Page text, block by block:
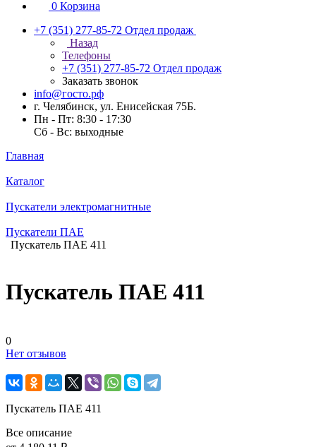
0 Корзина
+7 (351) 277-85-72 Отдел продаж
Назад
Телефоны
+7 (351) 277-85-72 Отдел продаж
Заказать звонок
info@госто.рф
г. Челябинск, ул. Енисейская 75Б.
Пн - Пт: 8:30 - 17:30
Сб - Вс: выходные
Главная
Каталог
Пускатели электромагнитные
Пускатели ПАЕ
Пускатель ПАЕ 411
Пускатель ПАЕ 411
0
Нет отзывов
Пускатель ПАЕ 411
Все описание